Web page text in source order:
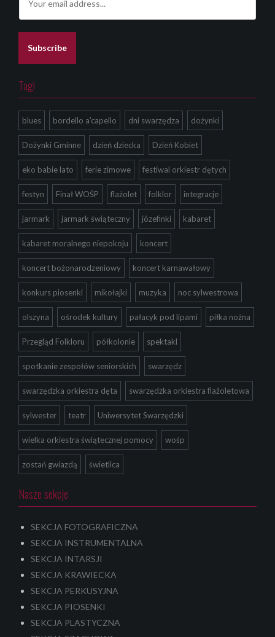
a
i
Subscribe
Tagi
blues bordello a'capello dni swarzędza dożynki
Dożynki Gminne dzień dziecka Dzień Kobiet
eko babie lato ferie zimowe festiwal orkiestr dętych
festyn Finał WOŚP flażolet folklor integracje
jarmark jarmark świąteczny józefinki kabaret
kabaret moralnego niepokoju koncert
koncert bożonarodzeniowy koncert karnawałowy
konkurs piosenki mikołajki muzyka noc sylwestrowa
olszyna ośrodek kultury pałacyk pod lipami piłka nożna
Przegląd Folkloru półkolonie spektakl
spotkanie zespołów seniorskich swarzędz
swarzędzka orkiestra dęta swarzędzka orkiestra flażoletowa
sylwester teatr Uniwersytet Swarzędzki
wielka orkiestra świątecznej pomocy wośp
zostań gwiazdą świetlica
Nasze sekcje
SEKCJA FOTOGRAFICZNA
SEKCJA INSTRUMENTALNA
SEKCJA INTARSJI
SEKCJA KRAWIECKA
SEKCJA PERKUSYJNA
SEKCJA PIOSENKI
SEKCJA PLASTYCZNA